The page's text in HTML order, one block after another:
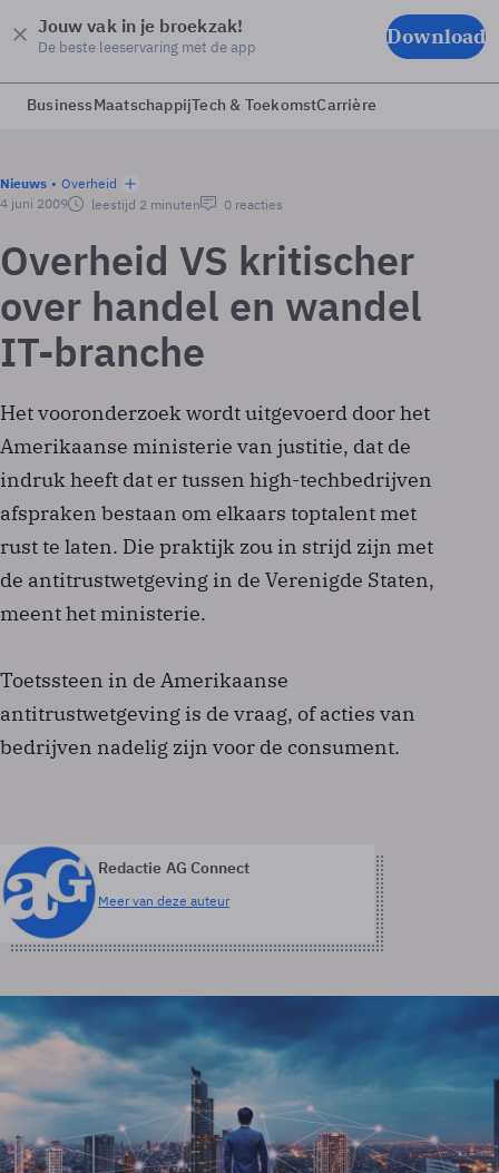
Jouw vak in je broekzak!
De beste leeservaring met de app Download
BusinessMaatschappijTech & ToekomstCarrière
Nieuws
Overheid
4 juni 2009
leestijd 2 minuten 0 reacties
Overheid VS kritischer
over handel en wandel
IT-branche
Het vooronderzoek wordt uitgevoerd door het
Amerikaanse ministerie van justitie, dat de
indruk heeft dat er tussen high-techbedrijven
afspraken bestaan om elkaars toptalent met
rust te laten. Die praktijk zou in strijd zijn met
de antitrustwetgeving in de Verenigde Staten,
meent het ministerie.
Toetssteen in de Amerikaanse
antitrustwetgeving is de vraag, of acties van
bedrijven nadelig zijn voor de consument.
Redactie AG Connect
Meer van deze auteur